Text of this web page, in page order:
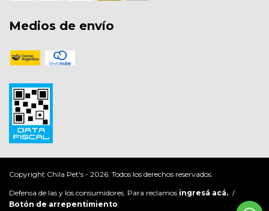
Medios de envío
Copyright Chila Pet's - 2026. Todos los derechos reservados.
Defensa de las y los consumidores. Para reclamos ingresá acá. /
Botón de arrepentimiento